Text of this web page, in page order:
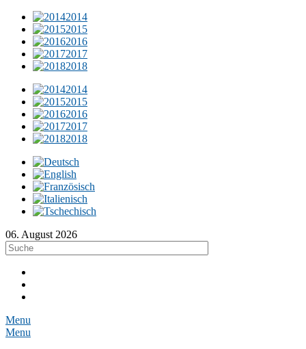
2014
2015
2016
2017
2018
2014
2015
2016
2017
2018
06. August 2026
Menu
Menu